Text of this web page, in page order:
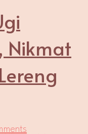
Nikmat